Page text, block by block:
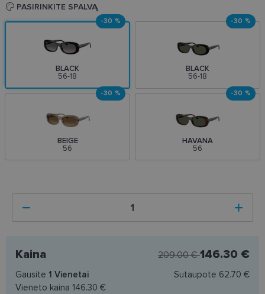
PASIRINKITE SPALVĄ
BLACK
56-18
-30 %
BLACK
56-18
-30 %
BEIGE
56
-30 %
HAVANA
56
-30 %
Kaina 209.00 €146.30 €
Gausite 1 Vienetai
Vieneto kaina 146.30 €
Sutaupote 62.70 €